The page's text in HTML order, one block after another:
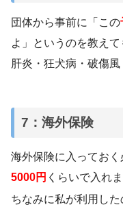
団体から事前に「この
よ」というのを教えて
肝炎・狂犬病・破傷風
7：海外保険
海外保険に入っておく
5000円 くらいで入れま
ちなみに私が利用した